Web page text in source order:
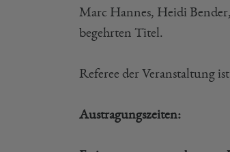
Marc Hannes, Heidi
begehrten Titel.
Referee der Veranstaltung
Austragungszeiten: